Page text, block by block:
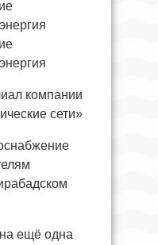
компании
сети»
ещё одна